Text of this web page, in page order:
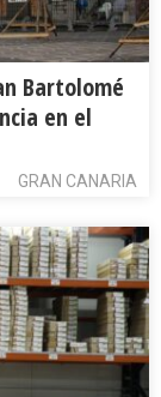
Bartolomé
en el
GRAN CANARIA